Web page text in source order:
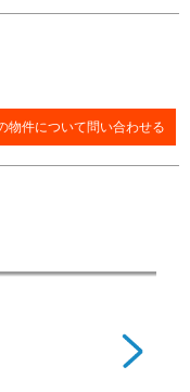
物件について問い合わせる